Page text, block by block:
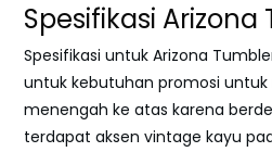
Spesifikasi Arizona
Spesifikasi untuk Arizona
untuk kebutuhan promosi
menengah ke atas karena
terdapat aksen vintage kayu